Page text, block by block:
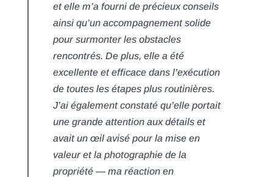
et elle m’a fourni de précieux conseils
ainsi qu’un accompagnement solide
pour surmonter les obstacles
rencontrés. De plus, elle a été
excellente et efficace dans l’exécution
de toutes les étapes plus routinières.
J’ai également constaté qu’elle portait
une grande attention aux détails et
avait un œil avisé pour la mise en
valeur et la photographie de la
propriété — ma réaction en